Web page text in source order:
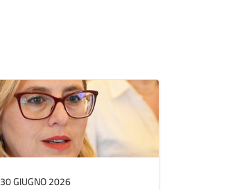
30 GIUGNO 2026